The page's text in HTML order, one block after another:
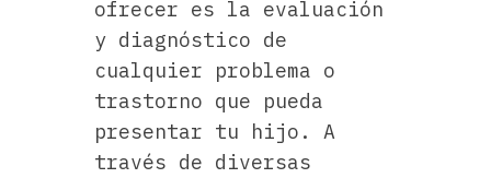
ofrecer es la evaluación
y diagnóstico de
cualquier problema o
trastorno que pueda
presentar tu hijo. A
través de diversas